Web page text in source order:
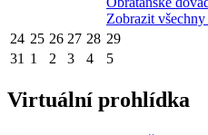
Zobrazit
24 25 26 27 28 29
31 1 2 3 4 5
Virtuální prohlídka